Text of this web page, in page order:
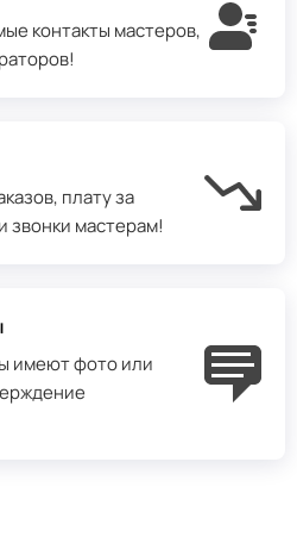
контакты мастеров,
плату за
звонки мастерам!
имеют фото или